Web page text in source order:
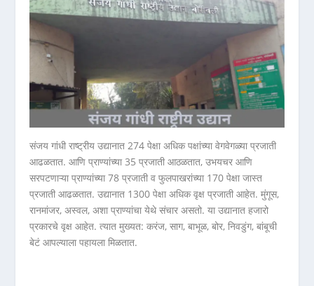
संजय गांधी राष्ट्रीय उद्यानात 274 पेक्षा अधिक पक्षांच्या वेगवेगळ्या प्रजाती
आढळतात. आणि प्राण्यांच्या 35 प्रजाती आठळतात, उभयचर आणि
सरपटणाऱ्या प्राण्यांच्या 78 प्रजाती व फुलपाखरांच्या 170 पेक्षा जास्त
प्रजाती आढळतात. उद्यानात 1300 पेक्षा अधिक वृक्ष प्रजाती आहेत. मुंगूस,
रानमांजर, अस्वल, अशा प्राण्यांचा येथे संचार असतो. या उद्यानात हजारो
प्रकारचे वृक्ष आहेत. त्यात मुख्यत: करंज, साग, बाभूळ, बोर, निवडुंग, बांबूची
बेटं आपल्याला पहायला मिळतात.